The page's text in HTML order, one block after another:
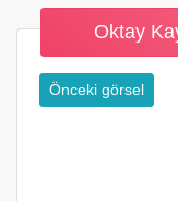
Oktay
Önceki görsel